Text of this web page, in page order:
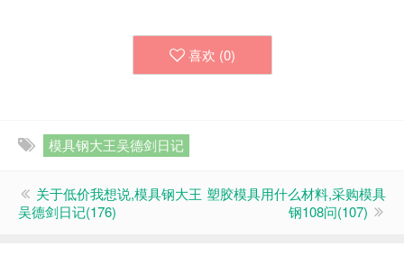
喜欢 (0)
模具钢大王吴德剑日记
关于低价我想说,模具钢大王
吴德剑日记(176)
塑胶模具用什么材料,采购模具
钢108问(107)